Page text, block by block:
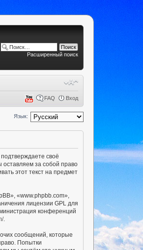
Расширенный поиск
FAQ Вход
Язык:
своё
за собой право
этот текст на предмет
«www.phpbb.com»,
лицензии GPL для
конференций
.
сообщений, которые
Попытки